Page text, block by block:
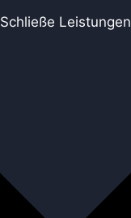
Schließe Leistungen